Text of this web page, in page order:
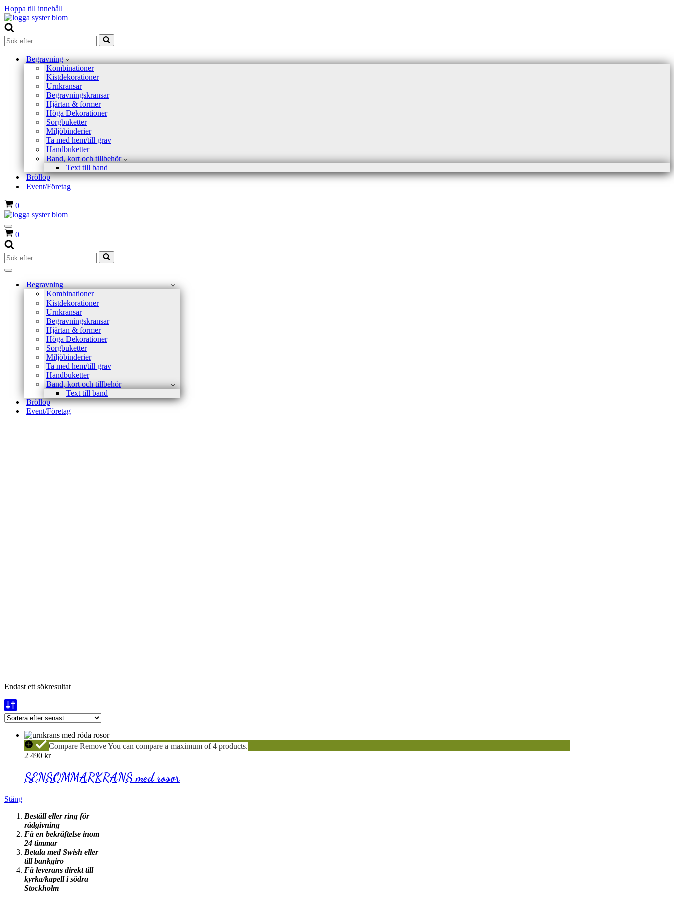
Hoppa till innehåll
Sök
efter
Begravning
Kombinationer
Kistdekorationer
Urnkransar
Begravningskransar
Hjärtan & former
Höga Dekorationer
Sorgbuketter
Miljöbinderier
Ta med hem/till grav
Handbuketter
Band, kort och tillbehör
Text till band
Bröllop
Event/Företag
Varukorg
0
Navigeringsmeny
Varukorg
0
Sök
efter
…Navigeringsmeny
Begravning
Kombinationer
Kistdekorationer
Urnkransar
Begravningskransar
Hjärtan & former
Höga Dekorationer
Sorgbuketter
Miljöbinderier
Ta med hem/till grav
Handbuketter
Band, kort och tillbehör
Text till band
Bröllop
Event/Företag
Endast ett sökresultat
SENSOMMARKRANS
med
CompareRemoveYou can compare a maximum of 4 products.
2 490 kr
SENSOMMARKRANS med rosor
Stäng
Beställ eller ring för
rådgivning
Få en bekräftelse inom
24 timmar
Betala med Swish eller
till bankgiro
Få leverans direkt till
kyrka/kapell i södra
Stockholm